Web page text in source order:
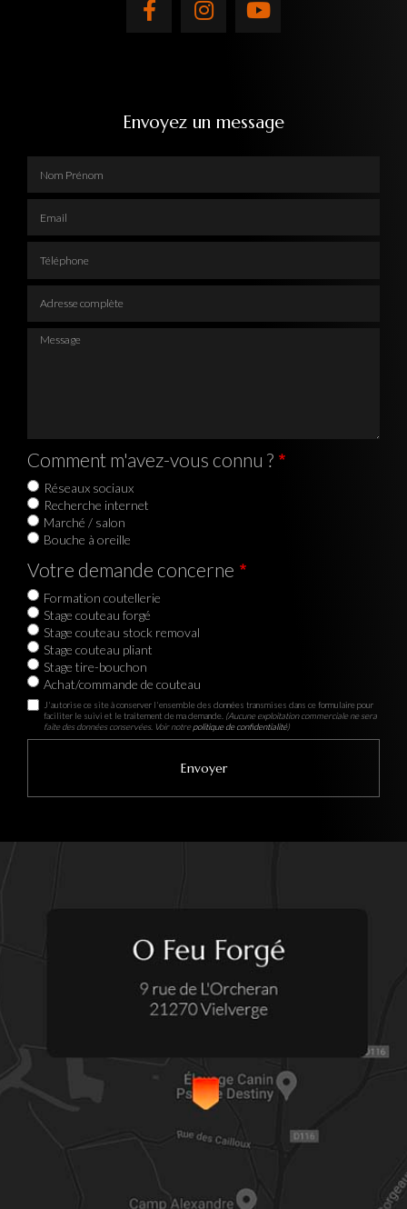
Envoyez un message
Message
Comment m'avez-vous connu ?
Réseaux sociaux
Recherche internet
Marché / salon
Bouche à oreille
Votre demande concerne
Formation coutellerie
Stage couteau forgé
Stage couteau stock removal
Stage couteau pliant
Stage tire-bouchon
Achat/commande de couteau
J'autorise ce site à conserver l'ensemble des données transmises dans ce formulaire pour
faciliter le suivi et le traitement de ma demande. (Aucune exploitation commerciale ne sera
faite des données conservées. Voir notrepolitique de confidentialité)